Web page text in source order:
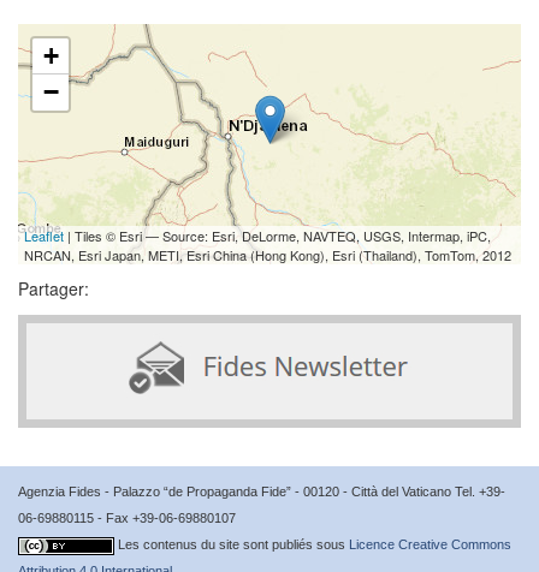
+
−
Leaflet | Tiles © Esri — Source: Esri, DeLorme, NAVTEQ, USGS, Intermap, iPC,
NRCAN, Esri Japan, METI, Esri China (Hong Kong), Esri (Thailand), TomTom, 2012
Partager:
Agenzia Fides - Palazzo “de Propaganda Fide” - 00120 - Città del Vaticano Tel. +39-
06-69880115 - Fax +39-06-69880107
Les contenus du site sont publiés sous Licence Creative Commons